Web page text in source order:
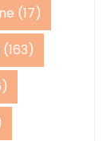
(17)
(163)